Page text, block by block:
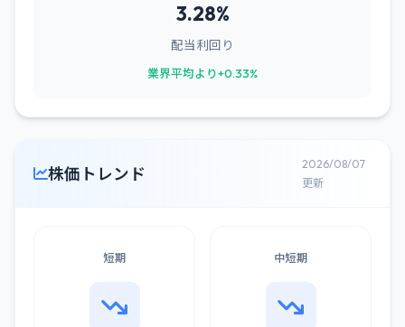
3.28%
配当利回り
業界平均より+0.33%
株価トレンド
2026/08/07
更新
短期 中短期